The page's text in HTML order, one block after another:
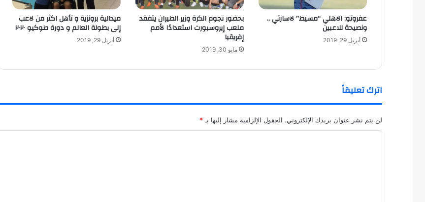
عفروتو: الاهلي “مسيط” لاسارتي ..
ونصيحة للاعبين
أبريل 29, 2019
بحضور نجوم الكرة وزير الطيران يتفقد
ملعب إيروسبورت استعدادًا لأمم
إفريقيا
مايو 30, 2019
ميدالية برونزية و تأهل اكثر من لاعب
إلى بطولة العالم و دورة طوكيو ٢٠٢٠
أبريل 29, 2019
اترك تعليقاً
لن يتم نشر عنوان بريدك الإلكتروني. الحقول الإلزامية مشار إليها بـ*